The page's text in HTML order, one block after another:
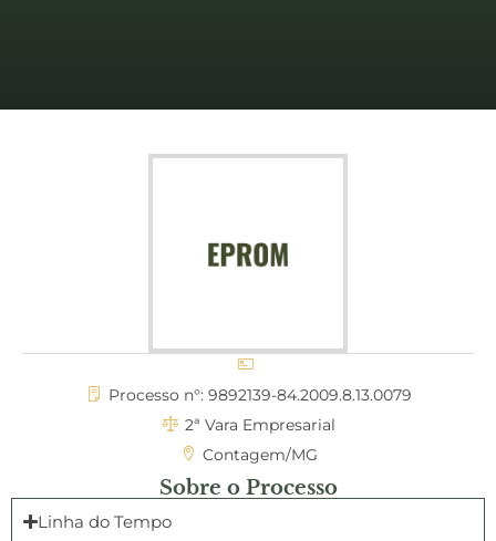
Processo n°: 9892139-84.2009.8.13.0079
2ª Vara Empresarial
Contagem/MG
Sobre o Processo
Linha do Tempo